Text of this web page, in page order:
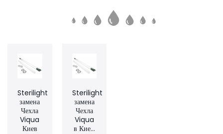
Sterilight
замена
Чехла
Viqua
Киев
Sterilight
замена
Чехла
Viqua
в Кие...